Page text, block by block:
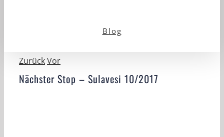
Blog
ZurückVor
Nächster Stop – Sulavesi 10/2017